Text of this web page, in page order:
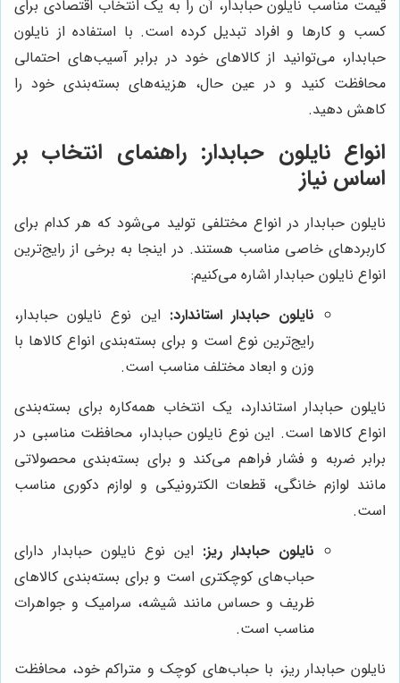
قیمت مناسب نایلون حبابدار، آن را به یک انتخاب اقتصادی برای
کسب و کارها و افراد تبدیل کرده است. با استفاده از نایلون
حبابدار، می‌توانید از کالاهای خود در برابر آسیب‌های احتمالی
محافظت کنید و در عین حال، هزینه‌های بسته‌بندی خود را
کاهش دهید.
انواع نایلون حبابدار: راهنمای انتخاب بر
اساس نیاز
نایلون حبابدار در انواع مختلفی تولید می‌شود که هر کدام برای
کاربردهای خاصی مناسب هستند. در اینجا به برخی از رایج‌ترین
انواع نایلون حبابدار اشاره می‌کنیم:
نایلون حبابدار استاندارد: این نوع نایلون حبابدار،
رایج‌ترین نوع است و برای بسته‌بندی انواع کالاها با
وزن و ابعاد مختلف مناسب است.
نایلون حبابدار استاندارد، یک انتخاب همه‌کاره برای بسته‌بندی
انواع کالاها است. این نوع نایلون حبابدار، محافظت مناسبی در
برابر ضربه و فشار فراهم می‌کند و برای بسته‌بندی محصولاتی
مانند لوازم خانگی، قطعات الکترونیکی و لوازم دکوری مناسب
است.
نایلون حبابدار ریز: این نوع نایلون حبابدار دارای
حباب‌های کوچکتری است و برای بسته‌بندی کالاهای
ظریف و حساس مانند شیشه، سرامیک و جواهرات
مناسب است.
نایلون حبابدار ریز، با حباب‌های کوچک و متراکم خود، محافظت